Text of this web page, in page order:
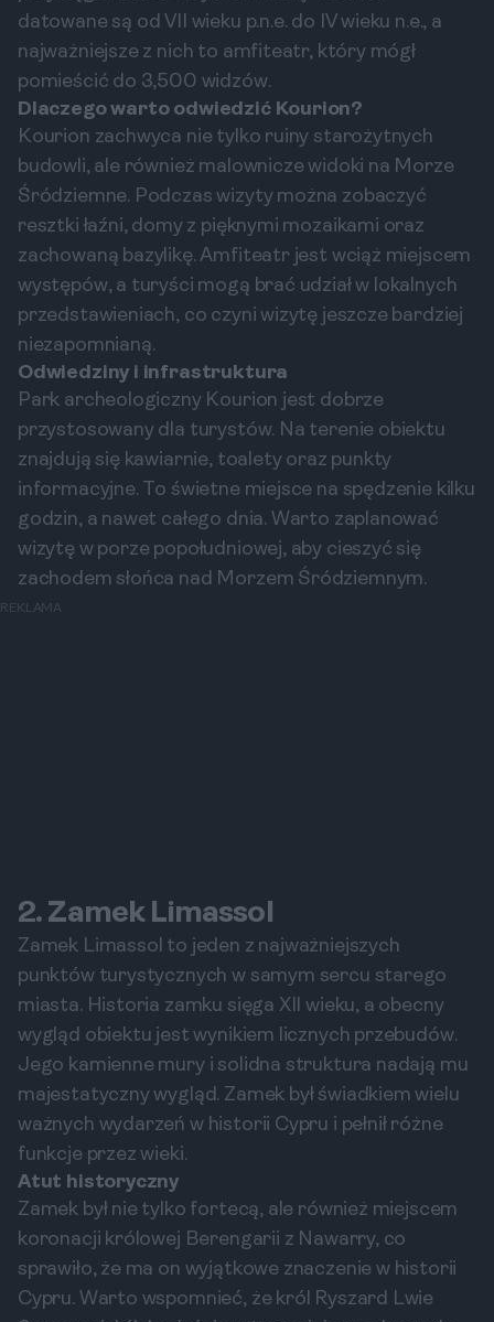
datowane są od VII wieku p.n.e. do IV wieku n.e., a
najważniejsze z nich to amfiteatr, który mógł
pomieścić do 3,500 widzów.
Dlaczego warto odwiedzić Kourion?
Kourion zachwyca nie tylko ruiny starożytnych
budowli, ale również malownicze widoki na Morze
Śródziemne. Podczas wizyty można zobaczyć
resztki łaźni, domy z pięknymi mozaikami oraz
zachowaną bazylikę. Amfiteatr jest wciąż miejscem
występów, a turyści mogą brać udział w lokalnych
przedstawieniach, co czyni wizytę jeszcze bardziej
niezapomnianą.
Odwiedziny i infrastruktura
Park archeologiczny Kourion jest dobrze
przystosowany dla turystów. Na terenie obiektu
znajdują się kawiarnie, toalety oraz punkty
informacyjne. To świetne miejsce na spędzenie kilku
godzin, a nawet całego dnia. Warto zaplanować
wizytę w porze popołudniowej, aby cieszyć się
zachodem słońca nad Morzem Śródziemnym.
REKLAMA
2. Zamek Limassol
Zamek Limassol to jeden z najważniejszych
punktów turystycznych w samym sercu starego
miasta. Historia zamku sięga XII wieku, a obecny
wygląd obiektu jest wynikiem licznych przebudów.
Jego kamienne mury i solidna struktura nadają mu
majestatyczny wygląd. Zamek był świadkiem wielu
ważnych wydarzeń w historii Cypru i pełnił różne
funkcje przez wieki.
Atut historyczny
Zamek był nie tylko fortecą, ale również miejscem
koronacji królowej Berengarii z Nawarry, co
sprawiło, że ma on wyjątkowe znaczenie w historii
Cypru. Warto wspomnieć, że król Ryszard Lwie